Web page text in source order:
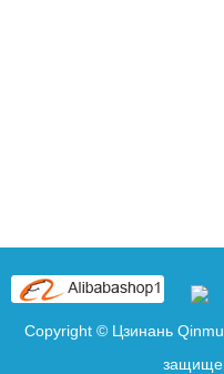
Copyright © Цзинань